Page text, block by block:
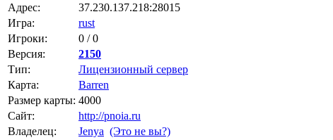
Адрес:
37.230.137.218:28015
Игра:
rust
Игроки:
0 / 0
Версия:
2150
Тип:
Лицензионный сервер
Карта:
Barren
Размер карты: 4000
Сайт:
http://pnoia.ru
Владелец:
Jenya (Это не вы?)